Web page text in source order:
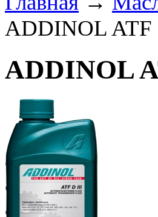
ADDINOL
ADDINOL